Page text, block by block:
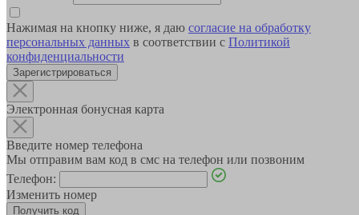
Нажимая на кнопку ниже, я даю согласие на обработку
персональных данных в соответствии с Политикой
конфиденциальности
Зарегистрироваться
Электронная бонусная карта
Введите номер телефона
Мы отправим вам код в смс на телефон или позвоним
Телефон:
Изменить номер